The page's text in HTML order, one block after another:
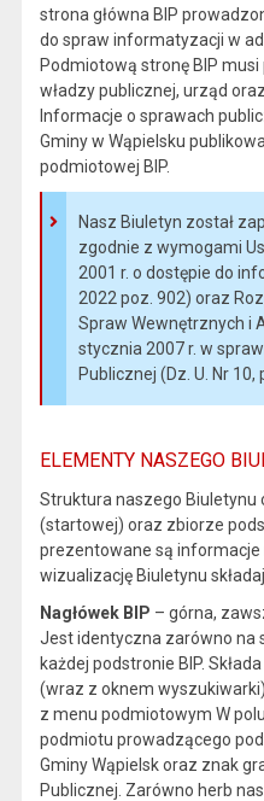
strona główna BIP
do spraw informatyzacji w
Podmiotową stronę BIP
władzy publicznej, urząd
Informacje o sprawach
Gminy w Wąpielsku
podmiotowej BIP.
Nasz Biuletyn został
zgodnie z wymogami
2001 r. o dostępie do
2022 poz. 902) oraz
Spraw Wewnętrznych i
stycznia 2007 r. w
Publicznej (Dz. U. Nr 10,
ELEMENTY NASZEGO
Struktura naszego Biuletynu
(startowej) oraz zbiorze
prezentowane są informacje
wizualizację Biuletynu
Nagłówek BIP – górna,
Jest identyczna zarówno na
każdej podstronie BIP.
(wraz z oknem
z menu podmiotowym W
podmiotu prowadzącego
Gminy Wąpielsk oraz znak
Publicznej. Zarówno herb